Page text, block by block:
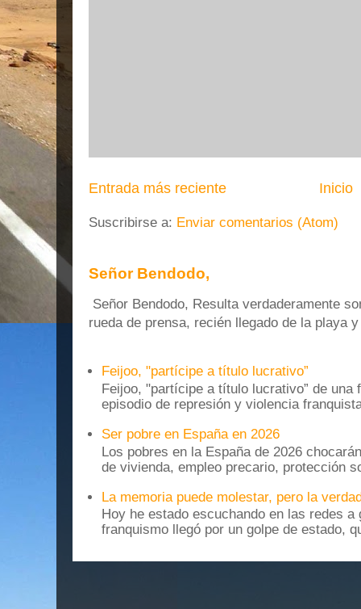
Entrada más reciente Inicio
Suscribirse a: Enviar comentarios (Atom)
Señor Bendodo,
Señor Bendodo, Resulta verdaderamente
rueda de prensa, recién llegado de la playa
Feijoo, "partícipe a título lucrativo”
Feijoo, "partícipe a título lucrativo” de una
episodio de represión y violencia
Ser pobre en España en 2026
Los pobres en la España de 2026
de vivienda, empleo precario, protección
La memoria puede molestar, pero la
Hoy he estado escuchando en las redes
franquismo llegó por un golpe de estado,